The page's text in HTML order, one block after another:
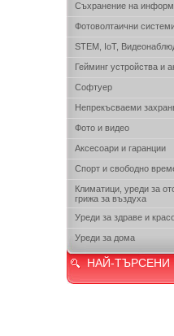
Съхранение на
Фотоволтаични
STEM, IoT,
Гейминг устройства и
Софтуер
Непрекъсваеми
Фото и видео
Аксесоари и гаранции
Спорт и свободно
Климатици, уреди за
грижа за въздуха
Уреди за здраве и
Уреди за дома
НАЙ-ТЪРСЕНИ